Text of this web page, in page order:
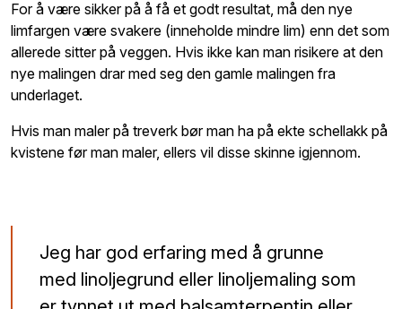
For å være sikker på å få et godt resultat, må den nye
limfargen være svakere (inneholde mindre lim) enn det som
allerede sitter på veggen. Hvis ikke kan man risikere at den
nye malingen drar med seg den gamle malingen fra
underlaget.
Hvis man maler på treverk bør man ha på ekte schellakk på
kvistene før man maler, ellers vil disse skinne igjennom.
Jeg har god erfaring med å grunne
med linoljegrund eller linoljemaling som